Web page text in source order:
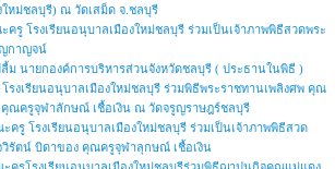
ใหม่ชลบุรี) ณ วัดเสม็ด จ.ชลบุรี
ครู โรงเรียนอนุบาลเมืองใหม่ชลบุรี ร่วมเป็นเจ้าภาพพิธีสวดพระ
กาญจน์
ม นายกองค์การบริหารส่วนจังหวัดชลบุรี ( ประธานในพิธี )
รงเรียนอนุบาลเมืองใหม่ชลบุรี ร่วมพิธีพระราชทานเพลิงศพ คุณ
ณครูจุฬาลักษณ์ เชื้อเงิน ณ วัดจรูญราษฎร์ชลบุรี
ครู โรงเรียนอนุบาลเมืองใหม่ชลบุรี ร่วมเป็นเจ้าภาพพิธีสวด
รัตน์ บิดาของ คุณครูจุฬาลุกษณ์ เชื้อเงิน